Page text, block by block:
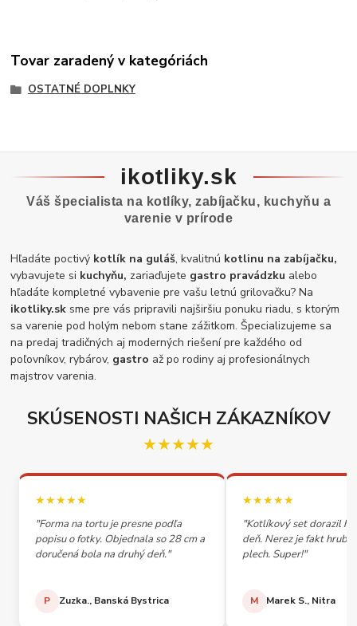
Tovar zaradený v kategóriách
OSTATNÉ DOPLNKY
ikotliky.sk
Váš špecialista na kotlíky, zabíjačku, kuchyňu a
varenie v prírode
Hľadáte poctivý kotlík na guláš, kvalitnú kotlinu na zabíjačku,
vybavujete si kuchyňu, zariaďujete gastro pravádzku alebo
hľadáte kompletné vybavenie pre vašu letnú grilovačku? Na
ikotliky.sk sme pre vás pripravili najširšiu ponuku riadu, s ktorým
sa varenie pod holým nebom stane zážitkom. Špecializujeme sa
na predaj tradičných aj moderných riešení pre každého od
poľovníkov, rybárov, gastro až po rodiny aj profesionálnych
majstrov varenia.
SKÚSENOSTI NAŠICH ZÁKAZNÍKOV
★★★★★
★★★★★
"Forma na tortu je presne podľa
popisu o fotky. Objednala so 28 cm a
doručená bola na druhý deň."
P Zuzka., Banská Bystrica
★★★★★
"Kotlíkový set dorazil
deň. Nerez je fakt
plech. Super!"
M Marek S., Nitra